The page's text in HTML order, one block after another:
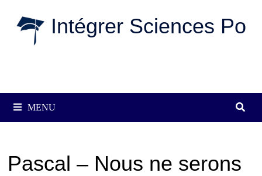
Intégrer Sciences Po
MENU
Pascal – Nous ne serons